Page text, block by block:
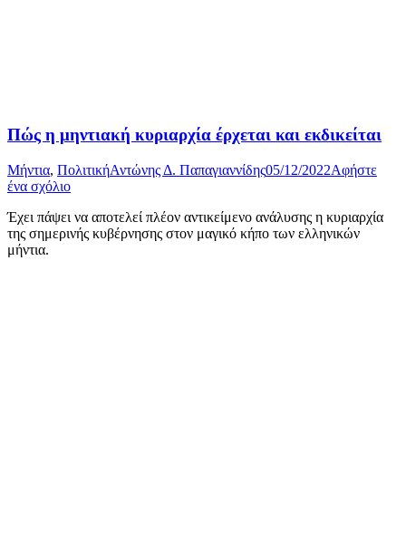
Πώς η μηντιακή κυριαρχία έρχεται και εκδικείται
Μήντια, ΠολιτικήΑντώνης Δ. Παπαγιαννίδης05/12/2022Αφήστε
ένα σχόλιο
Έχει πάψει να αποτελεί πλέον αντικείμενο ανάλυσης η κυριαρχία
της σημερινής κυβέρνησης στον μαγικό κήπο των ελληνικών
μήντια.